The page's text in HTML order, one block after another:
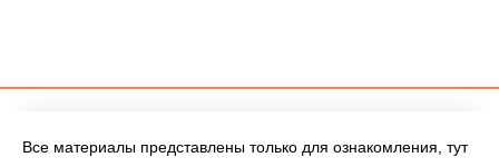
Все материалы представлены только для ознакомления, тут